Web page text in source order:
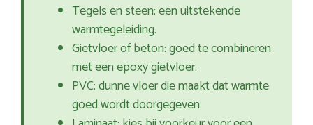
Tegels en steen: een uitstekende
warmtegeleiding.
Gietvloer of beton: goed te combineren
met een epoxy gietvloer.
PVC: dunne vloer die maakt dat warmte
goed wordt doorgegeven.